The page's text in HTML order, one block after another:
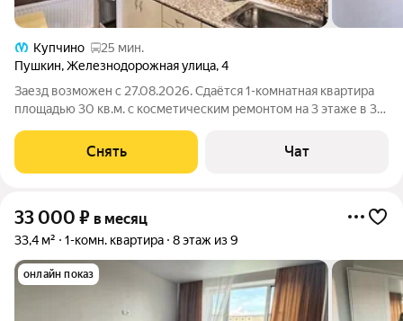
Купчино
25 мин.
Пушкин,Железнодорожная улица,4
Заезд возможен с 27.08.2026. Сдаётся 1-комнатная квартира
площадью 30 кв.м. с косметическим ремонтом на 3 этаже в 3-
Дом - кирпичный, окна
Снять Чат
33 000 ₽ в месяц
33,4 м² 1-комн. квартира 8 этаж из 9
онлайн показ